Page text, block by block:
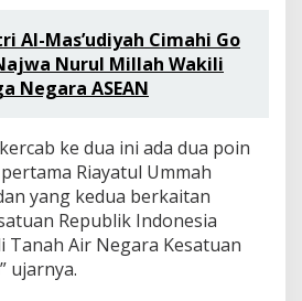
Al-Mas’udiyah Cimahi Go
Nurul Millah Wakili
Negara ASEAN
ke dua ini ada dua poin
Riayatul Ummah
yang kedua berkaitan
Republik Indonesia
Tanah Air Negara Kesatuan
ujarnya.